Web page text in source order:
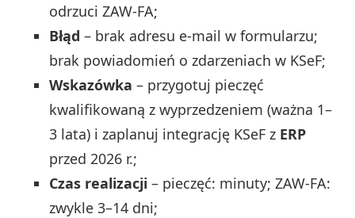
odrzuci ZAW-FA;
Błąd – brak adresu e-mail w formularzu;
brak powiadomień o zdarzeniach w KSeF;
Wskazówka – przygotuj pieczęć
kwalifikowaną z wyprzedzeniem (ważna 1–
3 lata) i zaplanuj integrację KSeF z ERP
przed 2026 r.;
Czas realizacji – pieczęć: minuty; ZAW-FA:
zwykle 3–14 dni;